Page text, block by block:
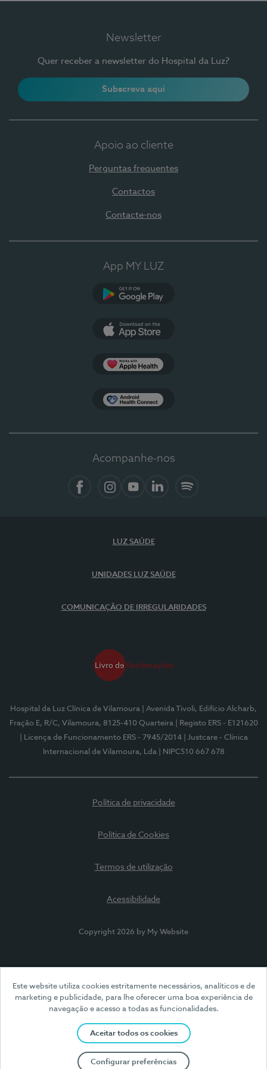
Este website utiliza cookies estritamente necessários, analíticos e de
marketing e publicidade, para lhe oferecer uma boa experiência de
navegação e acesso a todas as funcionalidades.
Aceitar todos os cookies
Configurar preferências
Newsletter
Quer receber a newsletter do Hospital da Luz?
Subscreva aqui
Apoio ao cliente
Perguntas frequentes
Contactos
Contacte-nos
App MY LUZ
Acompanhe-nos
LUZ SAÚDE
UNIDADES LUZ SAÚDE
COMUNICAÇÃO DE IRREGULARIDADES
Hospital da Luz Clínica de Vilamoura
| Avenida Tivoli, Edifício Alcharb,
Fração E, R/C, Vilamoura, 8125-410 Quarteira
| Registo ERS - E121620
| Licença de Funcionamento ERS - 7945/2014
| Justcare - Clínica
Internacional de Vilamoura, Lda
| NIPC510 667 678
Política de privacidade
Política de Cookies
Termos de utilização
Acessibilidade
Copyright 2026 by My Website